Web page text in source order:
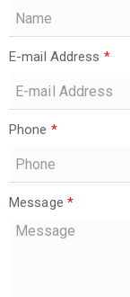
E-mail Address *
Phone *
Message *